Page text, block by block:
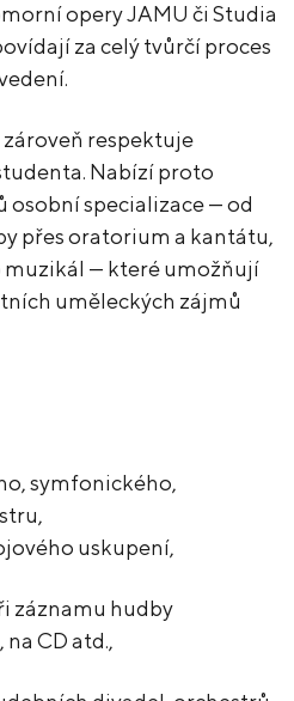
opery JAMU či Studia
za celý tvůrčí proces
respektuje
Nabízí proto
specializace — od
přes oratorium a kantátu,
muzikál — které umožňují
uměleckých zájmů
symfonického,
uskupení,
záznamu hudby
CD atd.,